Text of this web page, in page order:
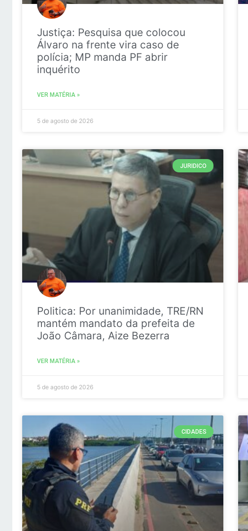
Justiça: Pesquisa que colocou
Álvaro na frente vira caso de
polícia; MP manda PF abrir
inquérito
VER MATÉRIA »
5 de agosto de 2026
JURIDICO
Politica: Por unanimidade, TRE/RN
mantém mandato da prefeita de
João Câmara, Aize Bezerra
VER MATÉRIA »
5 de agosto de 2026
CIDADES